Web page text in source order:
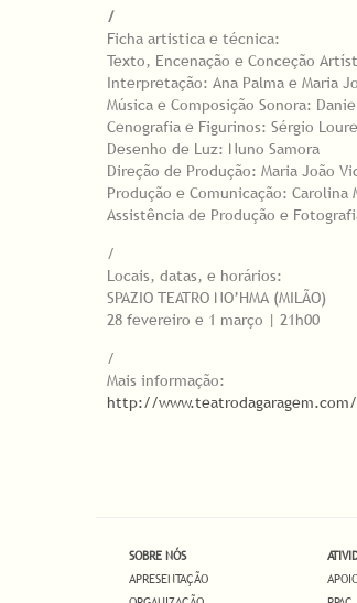
/
Ficha artistica e técnica:
Texto, Encenação e Conceção
Interpretação: Ana Palma e Maria
Música e Composição Sonora:
Cenografia e Figurinos: Sérgio
Desenho de Luz: Nuno Samora
Direção de Produção: Maria João
Produção e Comunicação: Carolina
Assistência de Produção e
/
Locais, datas, e horários:
SPAZIO TEATRO NO’HMA (MILÃO)
28 fevereiro e 1 março | 21h00
/
Mais informação:
http://www.teatrodagaragem.com/
SOBRE NÓS
APRESENTAÇÃO